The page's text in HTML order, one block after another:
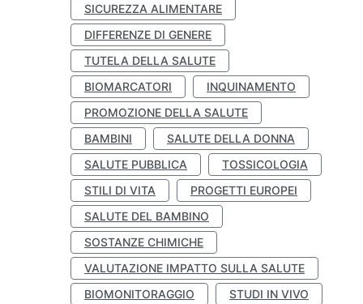
SICUREZZA ALIMENTARE
DIFFERENZE DI GENERE
TUTELA DELLA SALUTE
BIOMARCATORI
INQUINAMENTO
PROMOZIONE DELLA SALUTE
BAMBINI
SALUTE DELLA DONNA
SALUTE PUBBLICA
TOSSICOLOGIA
STILI DI VITA
PROGETTI EUROPEI
SALUTE DEL BAMBINO
SOSTANZE CHIMICHE
VALUTAZIONE IMPATTO SULLA SALUTE
BIOMONITORAGGIO
STUDI IN VIVO